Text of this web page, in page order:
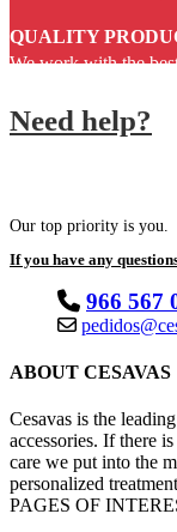
QUALITY
We work with the
Need help?
Our top priority is you.
If you have any
966 567
ABOUT CESAVAS
Cesavas is the
accessories. If there
care we put into the
personalized
PAGES OF